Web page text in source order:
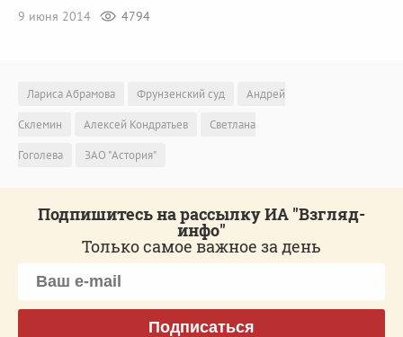
9 июня 2014
4794
Лариса Абрамова Фрунзенский суд
Андрей
Склемин
Алексей Кондратьев
Светлана
Гоголева
ЗАО "Астория"
Подпишитесь на рассылку ИА "Взгляд-
инфо"
Только самое важное за день
Подписаться